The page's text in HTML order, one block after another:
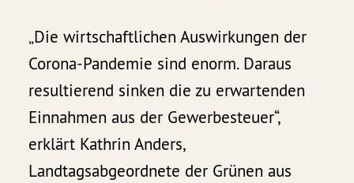
„Die wirtschaftlichen Auswirkungen der
Corona-Pandemie sind enorm. Daraus
resultierend sinken die zu erwartenden
Einnahmen aus der Gewerbesteuer“,
erklärt Kathrin Anders,
Landtagsabgeordnete der Grünen aus